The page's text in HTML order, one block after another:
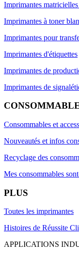
Imprimantes
Imprimantes à toner
Imprimantes pour
Imprimantes d'étiquettes
Imprimantes de
Imprimantes de
Consommables et
Nouveautés et infos
Recyclage des
Mes consommables
PLUS
Toutes les imprimantes
Histoires de Réussite
APPLICATIONS